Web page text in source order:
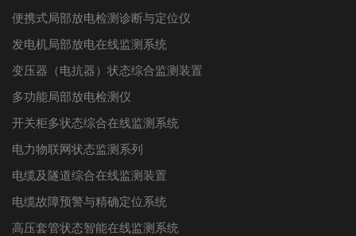
便携式局部放电检测诊断与定位仪
发电机局部放电在线监测系统
变压器（电抗器）状态综合监测装置
多功能局部放电检测仪
开关柜多状态综合在线监测系统
电力物联网状态监测系列
电缆及隧道综合在线监测装置
电缆故障预警与精确定位系统
高压套管状态智能在线监测系统